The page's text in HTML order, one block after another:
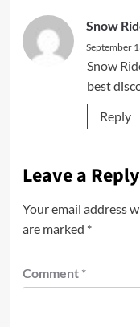
Snow
September
Snow
best
Reply
Leave a Reply
Your email address
are marked *
Comment *